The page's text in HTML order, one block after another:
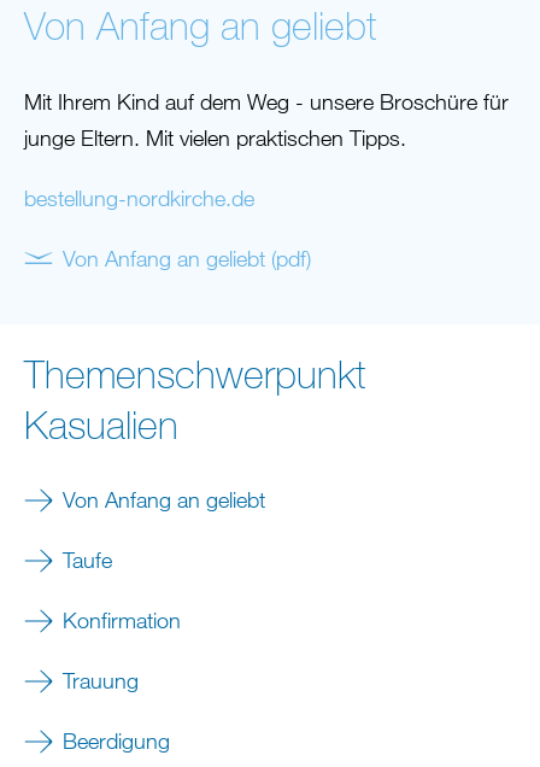
Von Anfang an geliebt
Mit Ihrem Kind auf dem Weg - unsere Broschüre für
junge Eltern. Mit vielen praktischen Tipps.
bestellung-nordkirche.de
Von Anfang an geliebt (pdf)
Themenschwerpunkt
Kasualien
Von Anfang an geliebt
Taufe
Konfirmation
Trauung
Beerdigung